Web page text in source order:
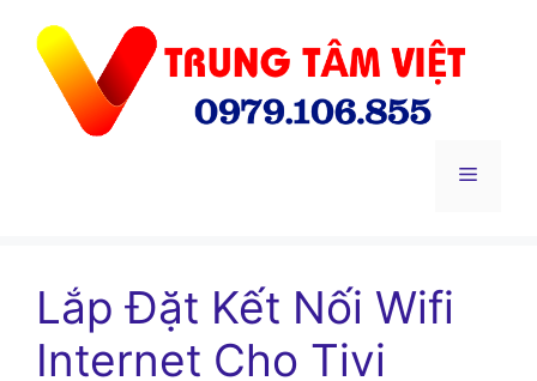
Menu
Lắp Đặt Kết Nối Wifi
Internet Cho Tivi